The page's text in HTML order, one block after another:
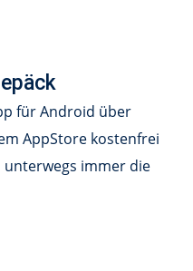
für Android über
AppStore kostenfrei
immer die